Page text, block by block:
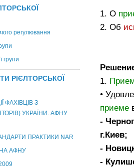
регулювання
групи
РІЄЛТОРСЬКОЇ
ФАХІВЦІВ З
УКРАЇНИ. АФНУ
ПРАКТИКИ NAR
АФНУ
1. О
2. Об
1.
•
приеме
-
г.Киев;
-
-